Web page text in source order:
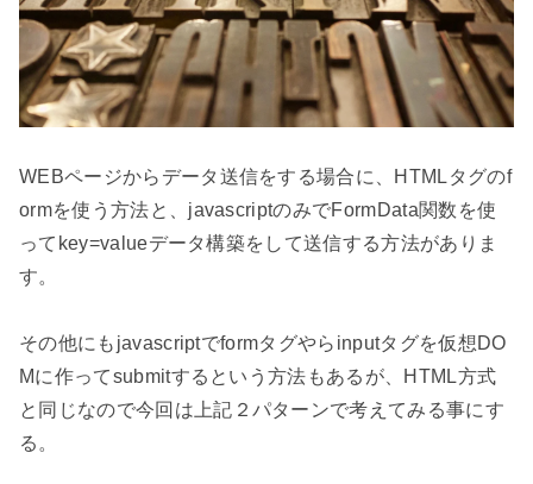
WEBページからデータ送信をする場合に、HTMLタグのf
ormを使う方法と、javascriptのみでFormData関数を使
ってkey=valueデータ構築をして送信する方法がありま
す。
その他にもjavascriptでformタグやらinputタグを仮想DO
Mに作ってsubmitするという方法もあるが、HTML方式
と同じなので今回は上記２パターンで考えてみる事にす
る。